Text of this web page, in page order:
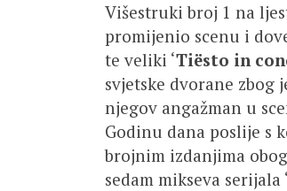
Višestruki broj 1 na
promijenio scenu i
te veliki ‘Tiësto in
svjetske dvorane zbog
njegov angažman u
Godinu dana poslije s
brojnim izdanjima
sedam mikseva serijala ‘